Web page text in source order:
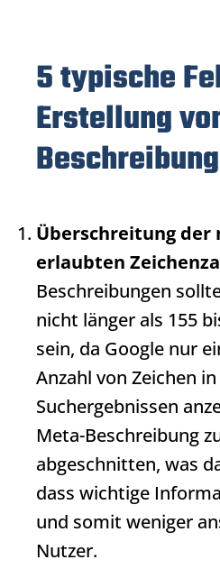
5 typische
Erstellung
Überschreitung der
erlaubten
Beschreibungen
nicht länger als 155
sein, da Google nur
Anzahl von Zeichen
Suchergebnissen
Meta-Beschreibung
abgeschnitten, was
dass wichtige
und somit weniger
Nutzer.